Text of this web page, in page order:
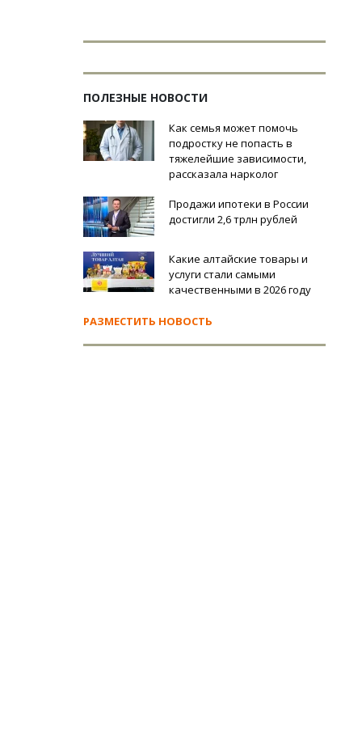
ПОЛЕЗНЫЕ НОВОСТИ
Как семья может помочь
подростку не попасть в
тяжелейшие зависимости,
рассказала нарколог
Продажи ипотеки в России
достигли 2,6 трлн рублей
Какие алтайские товары и
услуги стали самыми
качественными в 2026 году
РАЗМЕСТИТЬ НОВОСТЬ